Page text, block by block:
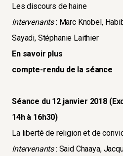
Les discours de haine
Intervenants: Marc Knobel,
Sayadi, Stéphanie Laithier
En savoir plus
compte-rendu de la séance
Séance du 12 janvier 2018
14h à 16h30)
La liberté de religion et de
Intervenants: Said Chaaya,